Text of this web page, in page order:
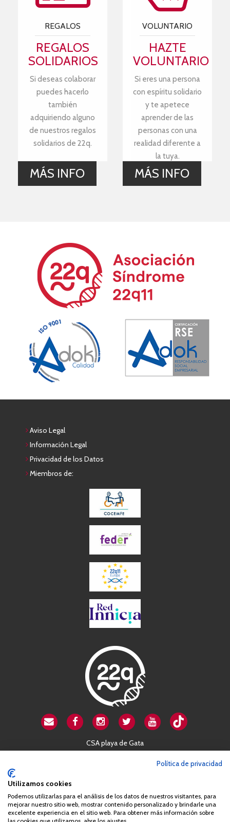
REGALOS
REGALOS
SOLIDARIOS
Si deseas colaborar
puedes hacerlo
también
adquiriendo alguno
de nuestros regalos
solidarios de 22q.
MÁS INFO
VOLUNTARIO
HAZTE
VOLUNTARIO
Si eres una persona
con espíritu solidario
y te apetece
aprender de las
personas con una
realidad diferente a
la tuya.
MÁS INFO
Aviso Legal
Información Legal
Privacidad de los Datos
Miembros de:
CSA playa de Gata
Queda prohibida de forma expresa la copia, reproducción o
Política de privacidad
Utilizamos cookies
Podemos utilizarlas para el análisis de los datos de nuestros visitantes, para
mejorar nuestro sitio web, mostrar contenido personalizado y brindarle una
excelente experiencia en el sitio web. Para obtener más información sobre